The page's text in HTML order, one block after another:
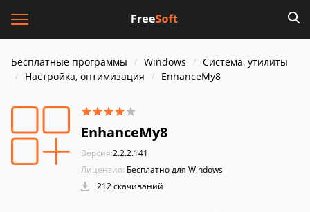
Бесплатные программы Windows
Система, утилиты
Настройка, оптимизация
EnhanceMy8
EnhanceMy8
Версия:2.2.2.141
Лицензия: Бесплатно для Windows
212 скачиваний